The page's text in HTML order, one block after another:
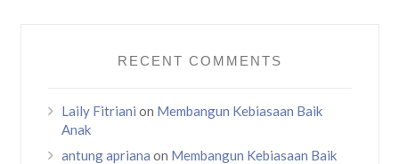
RECENT COMMENTS
Laily Fitriani on Membangun Kebiasaan Baik
Anak
antung apriana on Membangun Kebiasaan Baik